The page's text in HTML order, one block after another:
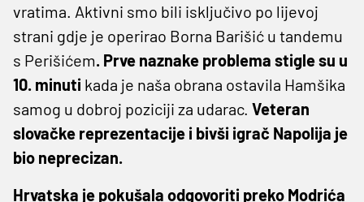
vratima. Aktivni smo bili isključivo po lijevoj
strani gdje je operirao Borna Barišić u tandemu
s Perišićem. Prve naznake problema stigle su u
10. minuti kada je naša obrana ostavila Hamšika
samog u dobroj poziciji za udarac. Veteran
slovačke reprezentacije i bivši igrač Napolija je
bio neprecizan.
Hrvatska je pokušala odgovoriti preko Modrića